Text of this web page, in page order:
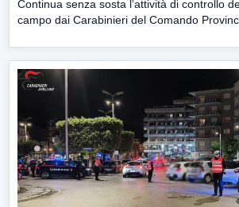
Continua senza sosta l’attività di controllo
campo dai Carabinieri del Comando